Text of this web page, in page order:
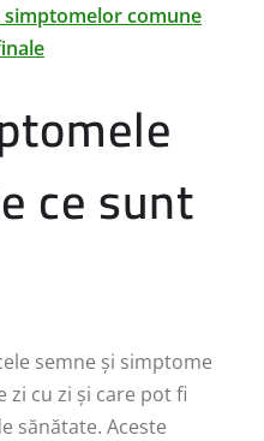
simptomelor comune
ce sunt
semne și simptome
zi cu zi și care pot fi
sănătate. Aceste